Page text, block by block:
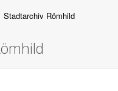
Stadtarchiv Römhild